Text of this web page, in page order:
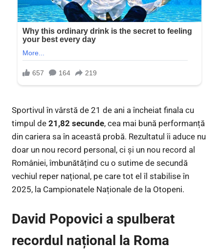
Sportivul în vârstă de 21 de ani a încheiat finala cu
timpul de 21,82 secunde, cea mai bună performanță
din cariera sa în această probă. Rezultatul îi aduce nu
doar un nou record personal, ci și un nou record al
României, îmbunătățind cu o sutime de secundă
vechiul reper național, pe care tot el îl stabilise în
2025, la Campionatele Naționale de la Otopeni.
David Popovici a spulberat
recordul național la Roma